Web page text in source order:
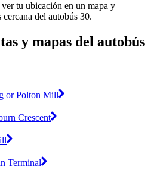
ver tu ubicación en un mapa y
del autobús 30.
y mapas del autobús
or Polton Mill
Crescent
Terminal